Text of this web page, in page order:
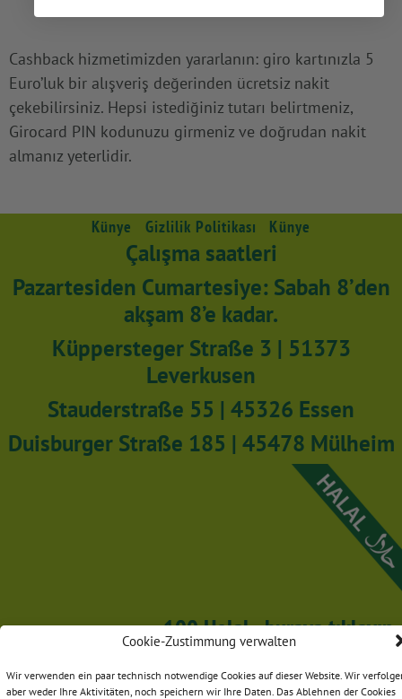
Cookie-Zustimmung verwalten
Wir verwenden ein paar technisch notwendige Cookies auf dieser Website. Wir
aber weder Ihre Aktivitäten, noch speichern wir Ihre Daten. Das Ablehnen der Cookies
Cashback hizmetimizden yararlanın: giro kartınızla 5
Euro’luk bir alışveriş değerinden ücretsiz nakit
çekebilirsiniz. Hepsi istediğiniz tutarı belirtmeniz,
Girocard PIN kodunuzu girmeniz ve doğrudan nakit
almanız yeterlidir.
Künye Gizlilik Politikası Künye
Çalışma saatleri
Pazartesiden Cumartesiye: Sabah 8’den
akşam 8’e kadar.
Küppersteger Straße 3 | 51373
Leverkusen
Stauderstraße 55 | 45326 Essen
Duisburger Straße 185 | 45478 Mülheim
100 Helal - buraya tıklayın